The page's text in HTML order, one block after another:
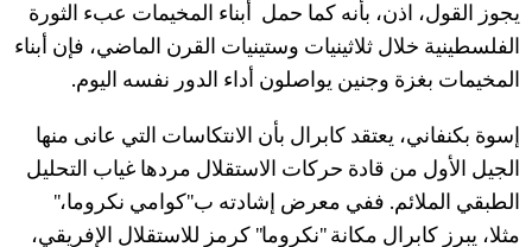
يجوز القول، اذن، بأنه كما حمل أبناء المخيمات عبء الثورة
الفلسطينية خلال ثلاثينيات وستينيات القرن الماضي، فإن أبناء
المخيمات بغزة وجنين يواصلون أداء الدور نفسه اليوم.
إسوة بكنفاني، يعتقد كابرال بأن الانتكاسات التي عانى منها
الجيل الأول من قادة حركات الاستقلال مردها غياب التحليل
الطبقي الملائم. ففي معرض إشادته ب"كوامي نكروما،"
مثلا، يبرز كابرال مكانة "نكروما" كرمز للاستقلال الإفريقي،